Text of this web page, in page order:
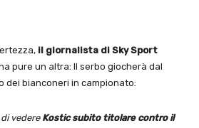
il giornalista di Sky Sport
pure un altra: Il serbo giocherà dal
dei bianconeri in campionato:
vedere Kostic subito titolare contro il